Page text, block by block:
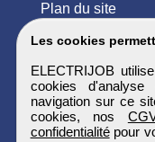
Les cookies
ELECTRIJOB
cookies d'analyse
navigation sur ce
cookies, nos
confidentialitépour
Plan du site